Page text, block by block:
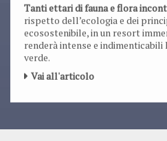
Tanti ettari di fauna e flora
rispetto dell’ecologia e dei
ecosostenibile, in un resort
renderà intense e indimenticabili
verde.
Vai all'articolo